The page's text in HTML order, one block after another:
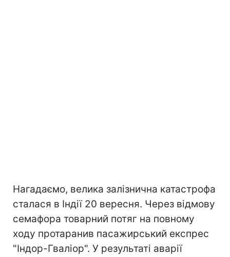
Нагадаємо, велика залізнична катастрофа
сталася в Індії 20 вересня. Через відмову
семафора товарний потяг на повному
ходу протаранив пасажирський експрес
"Індор-Гваліор". У результаті аварії